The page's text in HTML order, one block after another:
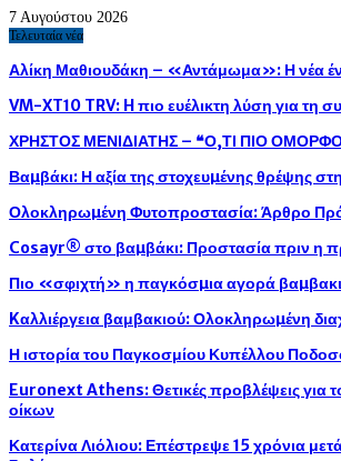
7 Αυγούστου 2026
Τελευταία νέα
Αλίκη Μαθιουδάκη – «Αντάμωμα»: Η νέα
VM-XT10 TRV: H πιο ευέλικτη λύση για τη
ΧΡΗΣΤΟΣ ΜΕΝΙΔΙΑΤΗΣ – ❝Ο,ΤΙ ΠΙΟ
Βαµβάκι: Η αξία της στοχευµένης θρέψης
Ολοκληρωµένη Φυτοπροστασία: Άρθρο
Cosayr® στο βαµβάκι: Προστασία πριν η
Πιο «σφιχτή» η παγκόσµια αγορά
Kαλλιέργεια βαμβακιού: Ολοκληρωµένη
Η ιστορία του Παγκοσμίου Κυπέλλου
Euronext Athens: Θετικές προβλέψεις για
οίκων
Κατερίνα Λιόλιου: Επέστρεψε 15 χρόνια